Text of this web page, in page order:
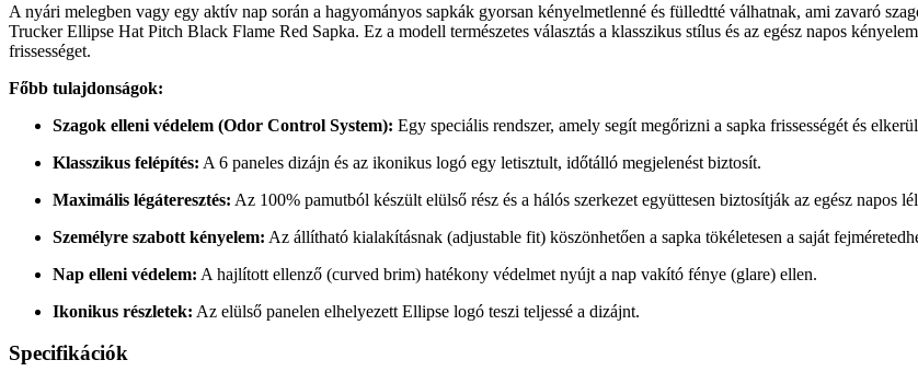
A nyári melegben vagy egy aktív nap során a hagyományos sapkák gyorsan kényelmetlenné és fülledtté válhatnak, ami zavaró
Trucker Ellipse Hat Pitch Black Flame Red Sapka. Ez a modell természetes választás a klasszikus stílus és az egész napos
frissességet.
Főbb tulajdonságok:
Szagok elleni védelem (Odor Control System): Egy speciális rendszer, amely segít megőrizni a sapka frissességét és
Klasszikus felépítés: A 6 paneles dizájn és az ikonikus logó egy letisztult, időtálló megjelenést biztosít.
Maximális légáteresztés: Az 100% pamutból készült elülső rész és a hálós szerkezet együttesen biztosítják az egész napos
Személyre szabott kényelem: Az állítható kialakításnak (adjustable fit) köszönhetően a sapka tökéletesen a saját
Nap elleni védelem: A hajlított ellenző (curved brim) hatékony védelmet nyújt a nap vakító fénye (glare) ellen.
Ikonikus részletek: Az elülső panelen elhelyezett Ellipse logó teszi teljessé a dizájnt.
Specifikációk